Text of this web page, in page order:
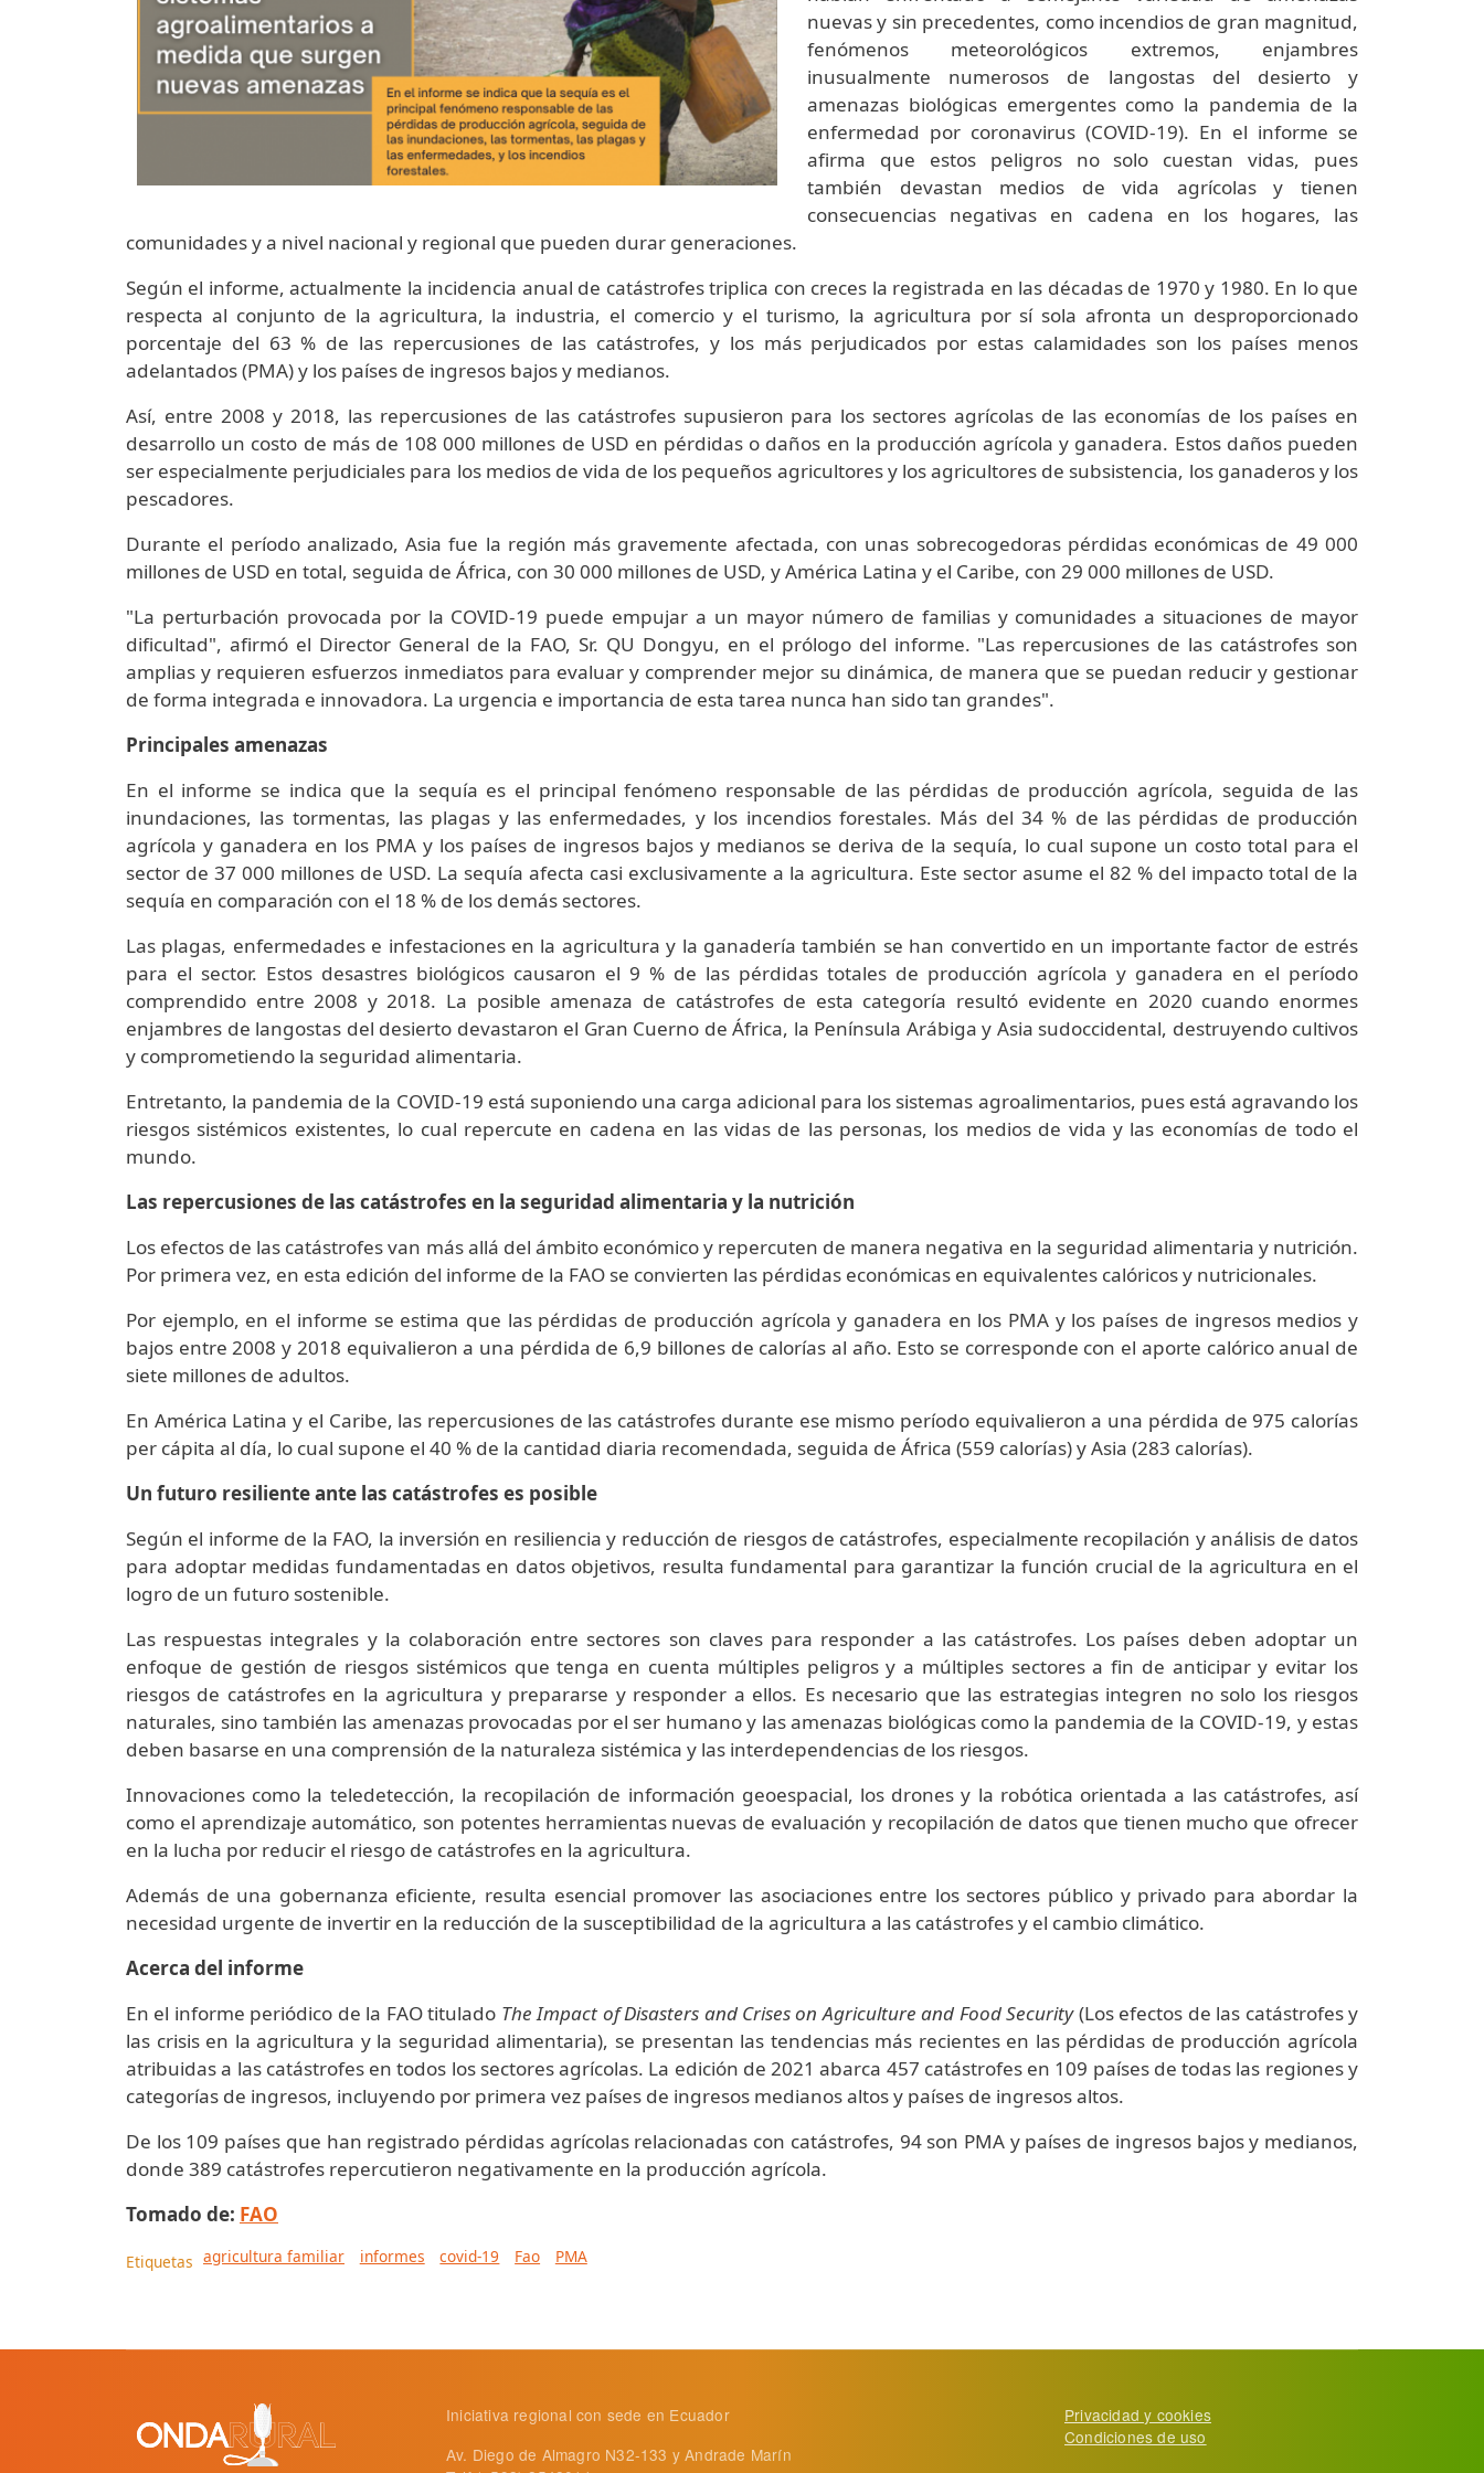
nuevas y sin precedentes, como incendios de gran magnitud,
fenómenos meteorológicos extremos, enjambres
inusualmente numerosos de langostas del desierto y
amenazas biológicas emergentes como la pandemia de la
enfermedad por coronavirus (COVID-19). En el informe se
afirma que estos peligros no solo cuestan vidas, pues
también devastan medios de vida agrícolas y tienen
consecuencias negativas en cadena en los hogares, las
comunidades y a nivel nacional y regional que pueden durar generaciones.
Según el informe, actualmente la incidencia anual de catástrofes triplica con creces la registrada en las décadas de 1970 y 1980. En lo que
respecta al conjunto de la agricultura, la industria, el comercio y el turismo, la agricultura por sí sola afronta un desproporcionado
porcentaje del 63 % de las repercusiones de las catástrofes, y los más perjudicados por estas calamidades son los países menos
adelantados (PMA) y los países de ingresos bajos y medianos.
Así, entre 2008 y 2018, las repercusiones de las catástrofes supusieron para los sectores agrícolas de las economías de los países en
desarrollo un costo de más de 108 000 millones de USD en pérdidas o daños en la producción agrícola y ganadera. Estos daños pueden
ser especialmente perjudiciales para los medios de vida de los pequeños agricultores y los agricultores de subsistencia, los ganaderos y los
pescadores.
Durante el período analizado, Asia fue la región más gravemente afectada, con unas sobrecogedoras pérdidas económicas de 49 000
millones de USD en total, seguida de África, con 30 000 millones de USD, y América Latina y el Caribe, con 29 000 millones de USD.
"La perturbación provocada por la COVID-19 puede empujar a un mayor número de familias y comunidades a situaciones de mayor
dificultad", afirmó el Director General de la FAO, Sr. QU Dongyu, en el prólogo del informe. "Las repercusiones de las catástrofes son
amplias y requieren esfuerzos inmediatos para evaluar y comprender mejor su dinámica, de manera que se puedan reducir y gestionar
de forma integrada e innovadora. La urgencia e importancia de esta tarea nunca han sido tan grandes".
Principales amenazas
En el informe se indica que la sequía es el principal fenómeno responsable de las pérdidas de producción agrícola, seguida de las
inundaciones, las tormentas, las plagas y las enfermedades, y los incendios forestales. Más del 34 % de las pérdidas de producción
agrícola y ganadera en los PMA y los países de ingresos bajos y medianos se deriva de la sequía, lo cual supone un costo total para el
sector de 37 000 millones de USD. La sequía afecta casi exclusivamente a la agricultura. Este sector asume el 82 % del impacto total de la
sequía en comparación con el 18 % de los demás sectores.
Las plagas, enfermedades e infestaciones en la agricultura y la ganadería también se han convertido en un importante factor de estrés
para el sector. Estos desastres biológicos causaron el 9 % de las pérdidas totales de producción agrícola y ganadera en el período
comprendido entre 2008 y 2018. La posible amenaza de catástrofes de esta categoría resultó evidente en 2020 cuando enormes
enjambres de langostas del desierto devastaron el Gran Cuerno de África, la Península Arábiga y Asia sudoccidental, destruyendo cultivos
y comprometiendo la seguridad alimentaria.
Entretanto, la pandemia de la COVID-19 está suponiendo una carga adicional para los sistemas agroalimentarios, pues está agravando los
riesgos sistémicos existentes, lo cual repercute en cadena en las vidas de las personas, los medios de vida y las economías de todo el
mundo.
Las repercusiones de las catástrofes en la seguridad alimentaria y la nutrición
Los efectos de las catástrofes van más allá del ámbito económico y repercuten de manera negativa en la seguridad alimentaria y nutrición.
Por primera vez, en esta edición del informe de la FAO se convierten las pérdidas económicas en equivalentes calóricos y nutricionales.
Por ejemplo, en el informe se estima que las pérdidas de producción agrícola y ganadera en los PMA y los países de ingresos medios y
bajos entre 2008 y 2018 equivalieron a una pérdida de 6,9 billones de calorías al año. Esto se corresponde con el aporte calórico anual de
siete millones de adultos.
En América Latina y el Caribe, las repercusiones de las catástrofes durante ese mismo período equivalieron a una pérdida de 975 calorías
per cápita al día, lo cual supone el 40 % de la cantidad diaria recomendada, seguida de África (559 calorías) y Asia (283 calorías).
Un futuro resiliente ante las catástrofes es posible
Según el informe de la FAO, la inversión en resiliencia y reducción de riesgos de catástrofes, especialmente recopilación y análisis de datos
para adoptar medidas fundamentadas en datos objetivos, resulta fundamental para garantizar la función crucial de la agricultura en el
logro de un futuro sostenible.
Las respuestas integrales y la colaboración entre sectores son claves para responder a las catástrofes. Los países deben adoptar un
enfoque de gestión de riesgos sistémicos que tenga en cuenta múltiples peligros y a múltiples sectores a fin de anticipar y evitar los
riesgos de catástrofes en la agricultura y prepararse y responder a ellos. Es necesario que las estrategias integren no solo los riesgos
naturales, sino también las amenazas provocadas por el ser humano y las amenazas biológicas como la pandemia de la COVID-19, y estas
deben basarse en una comprensión de la naturaleza sistémica y las interdependencias de los riesgos.
Innovaciones como la teledetección, la recopilación de información geoespacial, los drones y la robótica orientada a las catástrofes, así
como el aprendizaje automático, son potentes herramientas nuevas de evaluación y recopilación de datos que tienen mucho que ofrecer
en la lucha por reducir el riesgo de catástrofes en la agricultura.
Además de una gobernanza eficiente, resulta esencial promover las asociaciones entre los sectores público y privado para abordar la
necesidad urgente de invertir en la reducción de la susceptibilidad de la agricultura a las catástrofes y el cambio climático.
Acerca del informe
En el informe periódico de la FAO titulado The Impact of Disasters and Crises on Agriculture and Food Security(Los efectos de las catástrofes y
las crisis en la agricultura y la seguridad alimentaria), se presentan las tendencias más recientes en las pérdidas de producción agrícola
atribuidas a las catástrofes en todos los sectores agrícolas. La edición de 2021 abarca 457 catástrofes en 109 países de todas las regiones y
categorías de ingresos, incluyendo por primera vez países de ingresos medianos altos y países de ingresos altos.
De los 109 países que han registrado pérdidas agrícolas relacionadas con catástrofes, 94 son PMA y países de ingresos bajos y medianos,
donde 389 catástrofes repercutieron negativamente en la producción agrícola.
Tomado de: FAO
Etiquetas agricultura familiar informes covid-19 Fao PMA
Iniciativa regional con sede en Ecuador
Av. Diego de Almagro N32-133 y Andrade Marín
Privacidad y cookies
Condiciones de uso